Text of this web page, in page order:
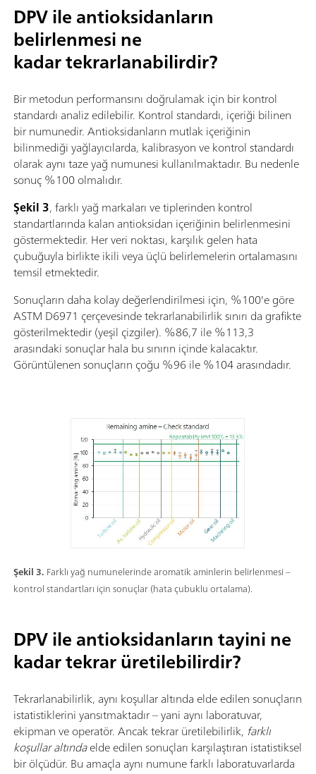
DPV ile antioksidanların
belirlenmesi ne
kadar tekrarlanabilirdir?
Bir metodun performansını doğrulamak için bir kontrol
standardı analiz edilebilir. Kontrol standardı, içeriği bilinen
bir numunedir. Antioksidanların mutlak içeriğinin
bilinmediği yağlayıcılarda, kalibrasyon ve kontrol standardı
olarak aynı taze yağ numunesi kullanılmaktadır. Bu nedenle
sonuç %100 olmalıdır.
Şekil 3, farklı yağ markaları ve tiplerinden kontrol
standartlarında kalan antioksidan içeriğinin belirlenmesini
göstermektedir. Her veri noktası, karşılık gelen hata
çubuğuyla birlikte ikili veya üçlü belirlemelerin ortalamasını
temsil etmektedir.
Sonuçların daha kolay değerlendirilmesi için, %100'e göre
ASTM D6971 çerçevesinde tekrarlanabilirlik sınırı da grafikte
gösterilmektedir (yeşil çizgiler). %86,7 ile %113,3
arasındaki sonuçlar hala bu sınırın içinde kalacaktır.
Görüntülenen sonuçların çoğu %96 ile %104 arasındadır.
Şekil 3. Farklı yağ numunelerinde aromatik aminlerin belirlenmesi –
kontrol standartları için sonuçlar (hata çubuklu ortalama).
DPV ile antioksidanların tayini ne
kadar tekrar üretilebilirdir?
Tekrarlanabilirlik, aynı koşullar altında elde edilen sonuçların
istatistiklerini yansıtmaktadır – yani aynı laboratuvar,
ekipman ve operatör. Ancak tekrar üretilebilirlik, farklı
koşullar altındaelde edilen sonuçları karşılaştıran istatistiksel
bir ölçüdür. Bu amaçla aynı numune farklı laboratuvarlarda